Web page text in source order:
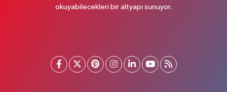
okuyabilecekleri bir altyapı sunuyor.